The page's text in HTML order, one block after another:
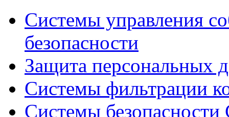
Системы управления
безопасности
Защита персональных
Системы фильтрации
Системы безопасности